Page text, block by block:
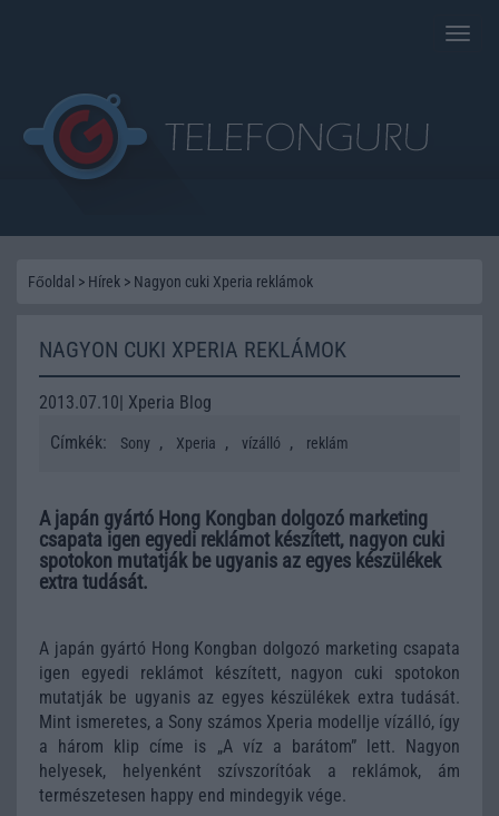
Toggle
Főoldal > Hírek > Nagyon cuki Xperia reklámok
NAGYON CUKI XPERIA REKLÁMOK
2013.07.10| Xperia Blog
Címkék:
Sony , Xperia , vízálló , reklám
A japán gyártó Hong Kongban dolgozó marketing
csapata igen egyedi reklámot készített, nagyon cuki
spotokon mutatják be ugyanis az egyes készülékek
extra tudását.
A japán gyártó Hong Kongban dolgozó marketing csapata
igen egyedi reklámot készített, nagyon cuki spotokon
mutatják be ugyanis az egyes készülékek extra tudását.
Mint ismeretes, a Sony számos Xperia modellje vízálló, így
a három klip címe is „A víz a barátom” lett. Nagyon
helyesek, helyenként szívszorítóak a reklámok, ám
természetesen happy end mindegyik vége.